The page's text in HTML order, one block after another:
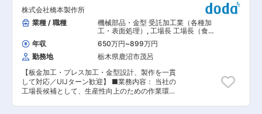
◇日替わり製品に対応したライン運営・工程管理
◇1工場約400名規模のスタッフ（社員・アルバ
イト）の人員配置／シフト管理 ◇品質・衛生管理
（HACCPに基づく運用、監査対応） ◇生産性向
上、コスト削減、ロス低減などの改善活動 ◇設備
管理および安全管理の推進 ◇他部門（営業・商品
開発・物流等）との連携および調整 ◇クレーム対
応、トラブル時の原因分析と再発防止 ■配属先情
報： 製造本部長、副本部長、工場長、副工場長、
課長、係長4名、主任5名 変更の範囲：会社の定
図っていただくご活躍に期待しています。 ■期待
したい役割：通常の製造の仕事に加えて、商品企
画などもお任せします。お菓子を作るという観点
から、社長と連携をしながら新しいものを生み出
したいと考えています。また、業務に慣れてきた
ら、現社員のマネジメントや技術面での育成もお
任せします。 ■同社の方向性：現在はお客様の年
齢層が高めになっており、贈答用でのご贔屓が多
いので、時代にマッチしなくなるのではないかと
懸念しています。今後は、若い方にも自分用に買
ってもらう様な商品、ちょっとした手土産といっ
株式会社橋本製作所
業種 / 職種
機械部品・金型 受託加工業（各種加
工・表面処理） , 工場長 工場長（食
品・香料・飼料）
年収 650万円~899万円
勤務地
栃木県鹿沼市茂呂
【板金加工・プレス加工・金型設計、製作を一貫
して対応／UIJターン歓迎】 ■業務内容： 当社の
工場長候補として、生産性向上のための作業環